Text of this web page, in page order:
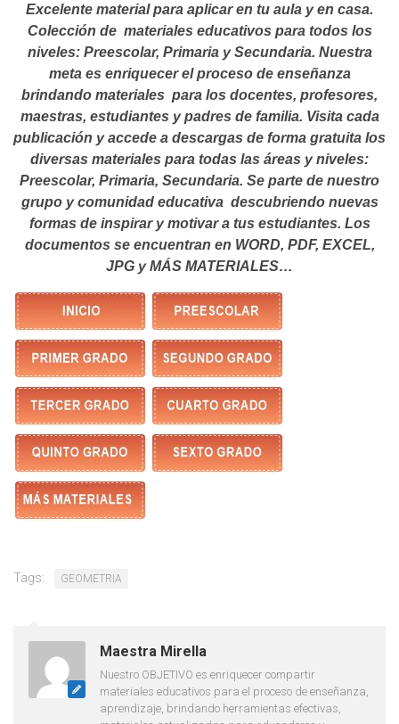
Excelente material para aplicar en tu aula y en casa.
Colección de materiales educativos para todos los
niveles: Preescolar, Primaria y Secundaria. Nuestra
meta es enriquecer el proceso de enseñanza
brindando materiales para los docentes, profesores,
maestras, estudiantes y padres de familia. Visita cada
publicación y accede a descargas de forma gratuita los
diversas materiales para todas las áreas y niveles:
Preescolar, Primaria, Secundaria. Se parte de nuestro
grupo y comunidad educativa descubriendo nuevas
formas de inspirar y motivar a tus estudiantes. Los
documentos se encuentran en WORD, PDF, EXCEL,
JPG y MÁS MATERIALES…
Tags: GEOMETRIA
Maestra Mirella
Nuestro OBJETIVO es enriquecer compartir
materiales educativos para el proceso de enseñanza,
aprendizaje, brindando herramientas efectivas,